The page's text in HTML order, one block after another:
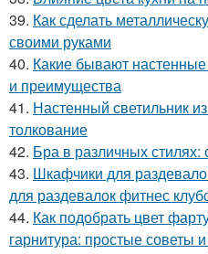
39. Как сделать
своими руками
40. Какие бывают
и преимущества
41. Настенный светильник
толкование
42. Бра в различных стилях:
43. Шкафчики для
для раздевалок фитнес
44. Как подобрать цвет
гарнитура: простые советы